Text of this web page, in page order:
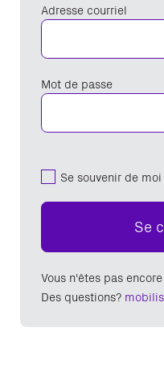
Adresse courriel
Mot de passe
Se souvenir de moi
Se
Vous n'êtes pas
Des questions?